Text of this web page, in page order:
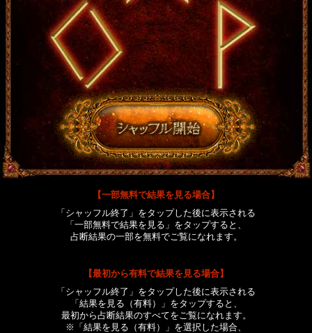
【一部無料で結果を見る場合】
「シャッフル終了」をタップした後に表示される
「一部無料で結果を見る」をタップすると、
占断結果の一部を無料でご覧になれます。
【最初から有料で結果を見る場合】
「シャッフル終了」をタップした後に表示される
「結果を見る（有料）」をタップすると、
最初から占断結果のすべてをご覧になれます。
※「結果を見る（有料）」を選択した場合、